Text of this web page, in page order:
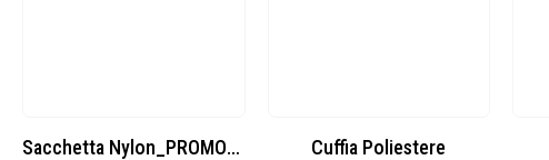
Cuffia Poliestere BS600 – 5139960